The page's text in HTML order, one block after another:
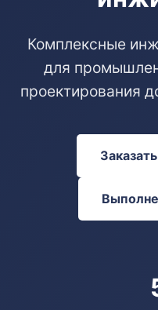
Комплексные
для
проектирования